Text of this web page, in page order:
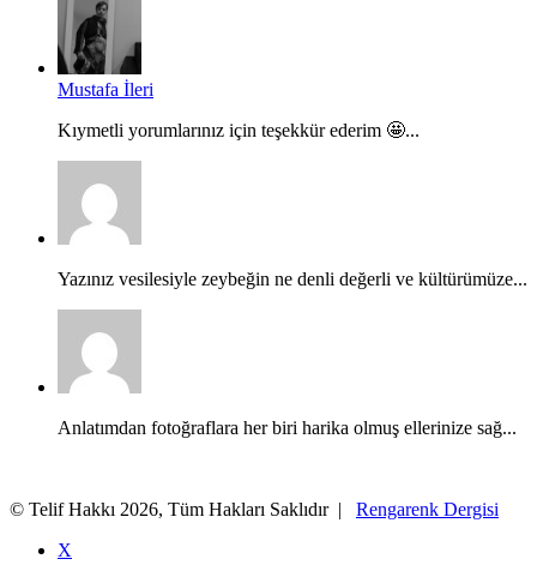
Mustafa İleri
Kıymetli yorumlarınız için teşekkür ederim 🤩...
Yazınız vesilesiyle zeybeğin ne denli değerli ve kültürümüze...
Anlatımdan fotoğraflara her biri harika olmuş ellerinize sağ...
© Telif Hakkı 2026, Tüm Hakları Saklıdır | Rengarenk Dergisi
X